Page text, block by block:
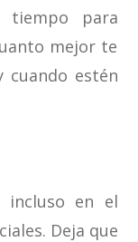
tiempo para
mejor te
cuando estén
incluso en el
Deja que